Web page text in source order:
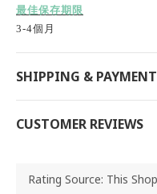
最佳保存期限
3-4個 月
SHIPPING & PAYMENT
CUSTOMER REVIEWS